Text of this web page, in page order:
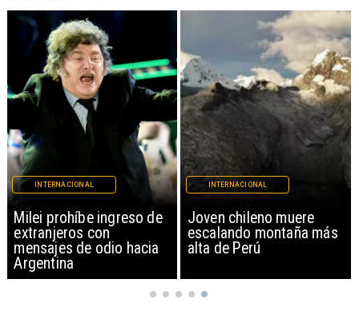
Milei prohíbe ingreso de
extranjeros con
mensajes de odio hacia
Argentina
INTERNACIONAL
Joven chileno muere
escalando montaña más
alta de Perú
INTERNACIONAL